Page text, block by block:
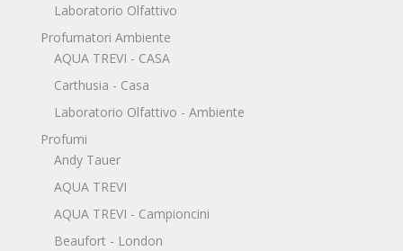
Laboratorio Olfattivo
Profumatori Ambiente
AQUA TREVI - CASA
Carthusia - Casa
Laboratorio Olfattivo - Ambiente
Profumi
Andy Tauer
AQUA TREVI
AQUA TREVI - Campioncini
Beaufort - London